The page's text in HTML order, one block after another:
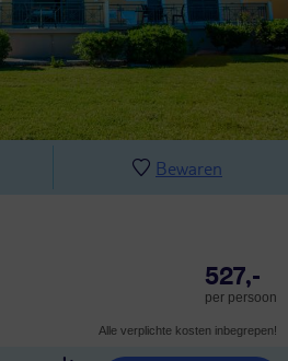
Bewaren
527,-
per persoon
Alle verplichte kosten inbegrepen!